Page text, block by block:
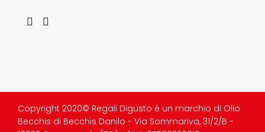
Copyright 2020© Regali Digusto è un marchio di Olio
Becchis di Becchis Danilo - Via Sommariva, 31/2/B -